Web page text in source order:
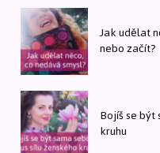
Jak udělat
nebo začít?
Bojíš se být
kruhu